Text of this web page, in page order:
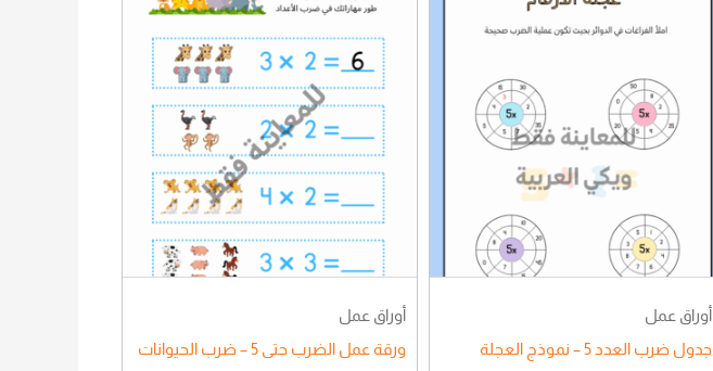
أوراق عمل
جدول ضرب العدد 5 – نموذج العجلة
أوراق عمل
ورقة عمل الضرب حتى 5 – ضرب الحيوانات